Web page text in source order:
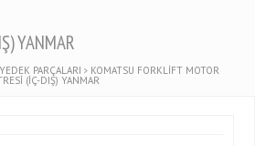
YANMAR
PARÇALARI KOMATSU FORKLİFT MOTOR
(İÇ-DIŞ) YANMAR